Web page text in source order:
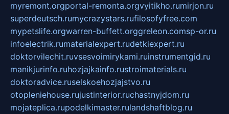
myremont.orgportal-remonta.orgvyitikho.rumirjon.ru
superdeutsch.rumycrazystars.rufilosofyfree.com
mypetslife.orgwarren-buffett.orggreleon.comsp-or.ru
infoelectrik.rumaterialexpert.rudetkiexpert.ru
doktorvilechit.ruvsesvoimirykami.ruinstrumentgid.ru
manikjurinfo.ruhozjajkainfo.rustroimaterials.ru
doktoradvice.ruselskoehozjajstvo.ru
otopleniehouse.rujustinterior.ruchastnyjdom.ru
mojateplica.rupodelkimaster.rulandshaftblog.ru